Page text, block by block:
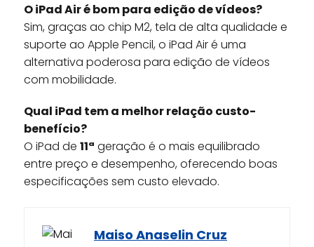
O iPad Air é bom para edição de vídeos?
Sim, graças ao chip M2, tela de alta qualidade e
suporte ao Apple Pencil, o iPad Air é uma
alternativa poderosa para edição de vídeos
com mobilidade.
Qual iPad tem a melhor relação custo-
benefício?
O iPad de 11ª geração é o mais equilibrado
entre preço e desempenho, oferecendo boas
especificações sem custo elevado.
Maiso Anaselin Cruz